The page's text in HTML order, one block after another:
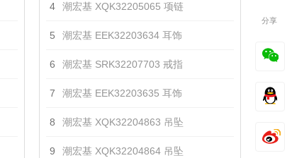
4 潮宏基 XQK32205065 项链
5 潮宏基 EEK32203634 耳饰
6 潮宏基 SRK32207703 戒指
7 潮宏基 EEK32203635 耳饰
8 潮宏基 XQK32204863 吊坠
9 潮宏基 XQK32204864 吊坠
分享